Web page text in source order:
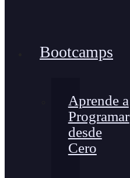
Bootcamps
Aprende a
Programar
desde
Cero